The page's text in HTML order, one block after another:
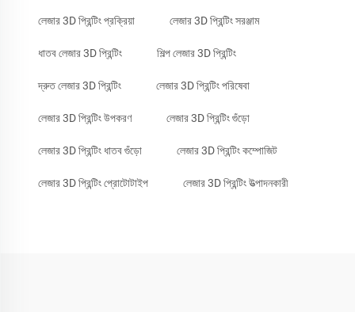
লেজার 3D প্রিন্টিং প্রক্রিয়া লেজার 3D প্রিন্টিং সরঞ্জাম
ধাতব লেজার 3D প্রিন্টিং শিল্প লেজার 3D প্রিন্টিং
দ্রুত লেজার 3D প্রিন্টিং লেজার 3D প্রিন্টিং পরিষেবা
লেজার 3D প্রিন্টিং উপকরণ লেজার 3D প্রিন্টিং গুঁড়ো
লেজার 3D প্রিন্টিং ধাতব গুঁড়ো লেজার 3D প্রিন্টিং কম্পোজিট
লেজার 3D প্রিন্টিং প্রোটোটাইপ লেজার 3D প্রিন্টিং উত্পাদনকারী